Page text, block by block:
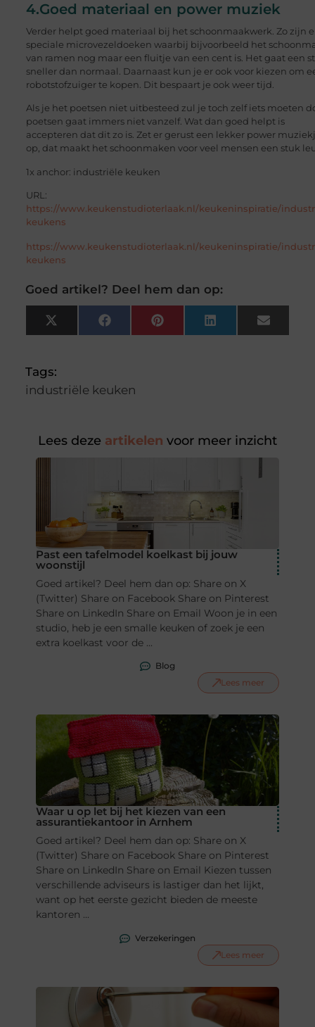
4.Goed materiaal en power muziek
Verder helpt goed materiaal bij het schoonmaakwerk. Zo zijn
speciale microvezeldoeken waarbij bijvoorbeeld het
van ramen nog maar een fluitje van een cent is. Het gaat een
sneller dan normaal. Daarnaast kun je er ook voor kiezen om
robotstofzuiger te kopen. Dit bespaart je ook weer tijd.
Als je het poetsen niet uitbesteed zul je toch zelf iets moeten
poetsen gaat immers niet vanzelf. Wat dan goed helpt is
accepteren dat dit zo is. Zet er gerust een lekker power
op, dat maakt het schoonmaken voor veel mensen een stuk
1x anchor: industriële keuken
URL:
https://www.keukenstudioterlaak.nl/keukeninspiratie/
keukens
https://www.keukenstudioterlaak.nl/keukeninspiratie/
keukens
Goed artikel? Deel hem dan op:
X
(Twitter)
FacebookPinterest LinkedIn Email
Tags:
industriële keuken
Lees deze artikelen voor meer inzicht
Past een tafelmodel koelkast bij jouw
woonstijl
Goed artikel? Deel hem dan op: Share on X
(Twitter) Share on Facebook Share on Pinterest
Share on LinkedIn Share on Email Woon je in een
studio, heb je een smalle keuken of zoek je een
extra koelkast voor de ...
Blog
Lees meer
Waar u op let bij het kiezen van een
assurantiekantoor in Arnhem
Goed artikel? Deel hem dan op: Share on X
(Twitter) Share on Facebook Share on Pinterest
Share on LinkedIn Share on Email Kiezen tussen
verschillende adviseurs is lastiger dan het lijkt,
want op het eerste gezicht bieden de meeste
kantoren ...
Verzekeringen
Lees meer